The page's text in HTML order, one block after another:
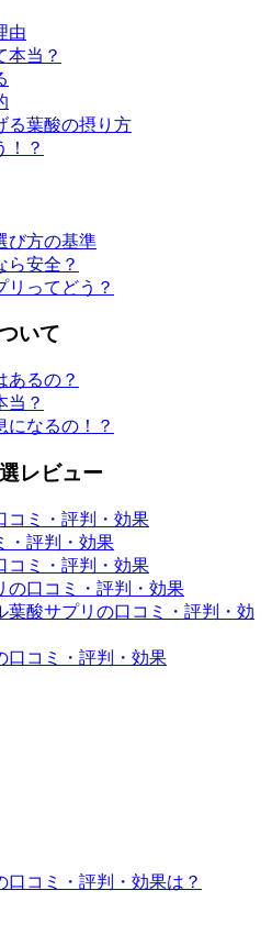
由
本当？
る葉酸の摂り方
！？
び方の基準
ら安全？
リってどう？
いて
あるの？
当？
になるの！？
レビュー
コミ・評判・効果
・評判・効果
コミ・評判・効果
の口コミ・評判・効果
葉酸サプリの口コミ・評判・効
口コミ・評判・効果
口コミ・評判・効果は？